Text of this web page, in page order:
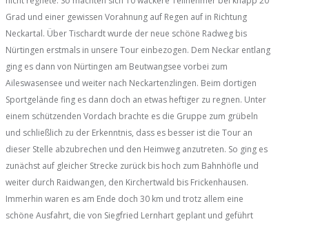
Grad und einer gewissen Vorahnung auf Regen auf in Richtung
Neckartal. Über Tischardt wurde der neue schöne Radweg bis
Nürtingen erstmals in unsere Tour einbezogen. Dem Neckar entlang
ging es dann von Nürtingen am Beutwangsee vorbei zum
Aileswasensee und weiter nach Neckartenzlingen. Beim dortigen
Sportgelände fing es dann doch an etwas heftiger zu regnen. Unter
einem schützenden Vordach brachte es die Gruppe zum grübeln
und schließlich zu der Erkenntnis, dass es besser ist die Tour an
dieser Stelle abzubrechen und den Heimweg anzutreten. So ging es
zunächst auf gleicher Strecke zurück bis hoch zum Bahnhöfle und
weiter durch Raidwangen, den Kirchertwald bis Frickenhausen.
Immerhin waren es am Ende doch 30 km und trotz allem eine
schöne Ausfahrt, die von Siegfried Lernhart geplant und geführt